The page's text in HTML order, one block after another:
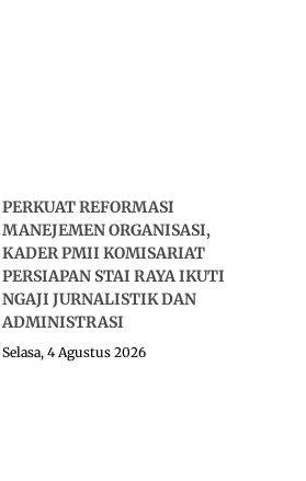
PERKUAT REFORMASI
MANEJEMEN ORGANISASI,
KADER PMII KOMISARIAT
PERSIAPAN STAI RAYA IKUTI
NGAJI JURNALISTIK DAN
ADMINISTRASI
Selasa, 4 Agustus 2026